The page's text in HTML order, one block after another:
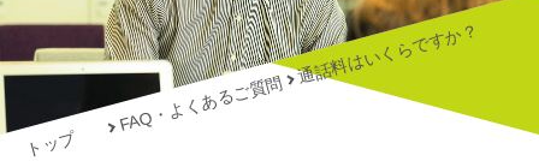
トップ
FAQ・よくあるご質問
通話料はいくらですか？